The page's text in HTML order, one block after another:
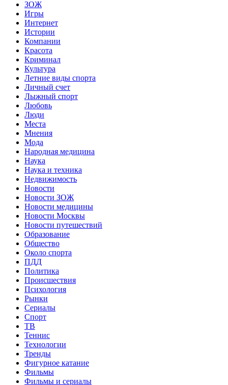
ЗОЖ
Игры
Интернет
Истории
Компании
Красота
Криминал
Культура
Летние виды спорта
Личный счет
Лыжный спорт
Любовь
Люди
Места
Мнения
Мода
Народная медицина
Наука
Наука и техника
Недвижимость
Новости
Новости ЗОЖ
Новости медицины
Новости Москвы
Новости путешествий
Образование
Общество
Около спорта
ПДД
Политика
Происшествия
Психология
Рынки
Сериалы
Спорт
ТВ
Теннис
Технологии
Тренды
Фигурное катание
Фильмы
Фильмы и сериалы